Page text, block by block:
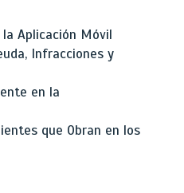
Aplicación Móvil
Infracciones y
en la
que Obran en los